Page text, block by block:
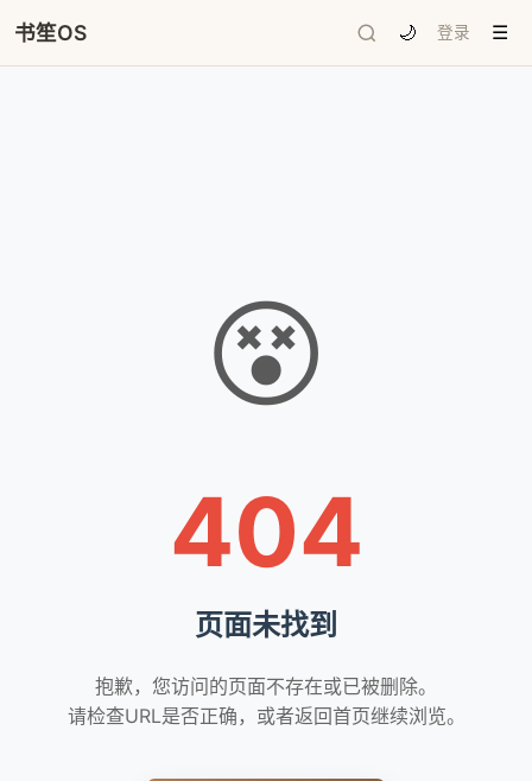
书笙OS 🌙 登录 ☰
😵
404
页面未找到
抱歉，您访问的页面不存在或已被删除。
请检查URL是否正确，或者返回首页继续浏览。